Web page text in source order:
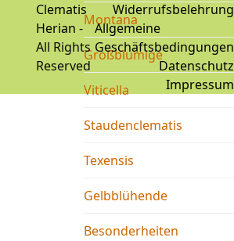
Montana
Großblumige
Viticella
Staudenclematis
Texensis
Gelbblühende
Besonderheiten
Clematis
Herian -
All Rights
Reserved
Widerrufsbelehrung
Allgemeine
Geschäftsbedingungen
Datenschutz
Impressum